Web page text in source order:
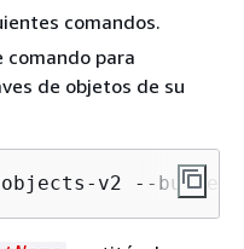
comandos.
para
de objetos de su
v2 --bucket